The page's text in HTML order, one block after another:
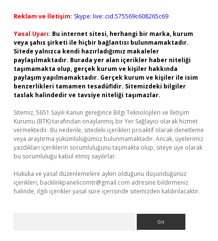
Reklam ve İletişim: Skype: live:.cid.575569c608265c69
Yasal Uyarı: Bu internet sitesi, herhangi bir marka, kurum
veya şahıs şirketi ile hiçbir bağlantısı bulunmamaktadır.
Sitede yalnızca kendi hazırladığımız makaleler
paylaşılmaktadır. Burada yer alan içerikler haber niteliği
taşımamakta olup, gerçek kurum ve kişiler hakkında
paylaşım yapılmamaktadır. Gerçek kurum ve kişiler ile isim
benzerlikleri tamamen tesadüfidir. Sitemizdeki bilgiler
taslak halindedir ve tavsiye niteliği taşımazlar.
Sitemiz, 5651 Sayılı Kanun gereğince Bilgi Teknolojileri ve İletişim
Kurumu (BTK) tarafından onaylanmış bir Yer Sağlayıcı olarak hizmet
vermektedir. Bu nedenle, sitedeki içerikleri proaktif olarak denetleme
veya araştırma yükümlülüğümüz bulunmamaktadır. Ancak, üyelerimiz
yazdıkları içeriklerin sorumluluğunu taşımakta olup, siteye üye olarak
bu sorumluluğu kabul etmiş sayılırlar.
Hukuka ve yasal düzenlemelere aykırı olduğunu düşündüğünüz
içerikleri, backlinkpanelicomtr@gmail.com adresine bildirmeniz
halinde, ilgili içerikler yasal süre içerisinde sitemizden kaldırılacaktır.